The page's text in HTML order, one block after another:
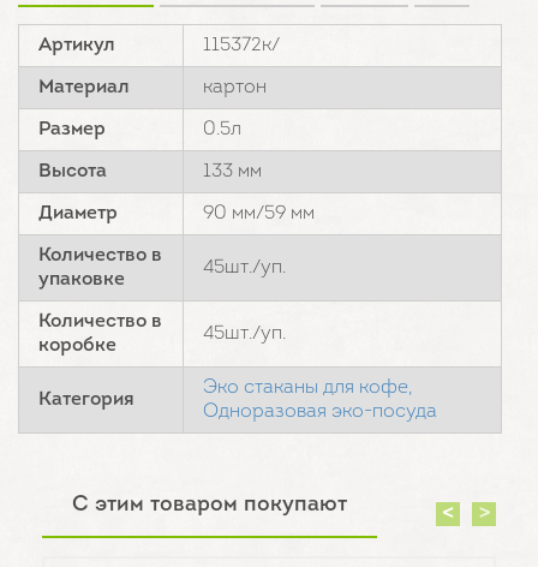
Артикул 115372к/
Материал картон
Размер 0.5л
Высота 133 мм
Диаметр 90 мм/59 мм
Количество в
упаковке
45шт./уп.
Количество в
коробке
45шт./уп.
Категория
Эко стаканы для кофе,
Одноразовая эко-посуда
С этим товаром покупают